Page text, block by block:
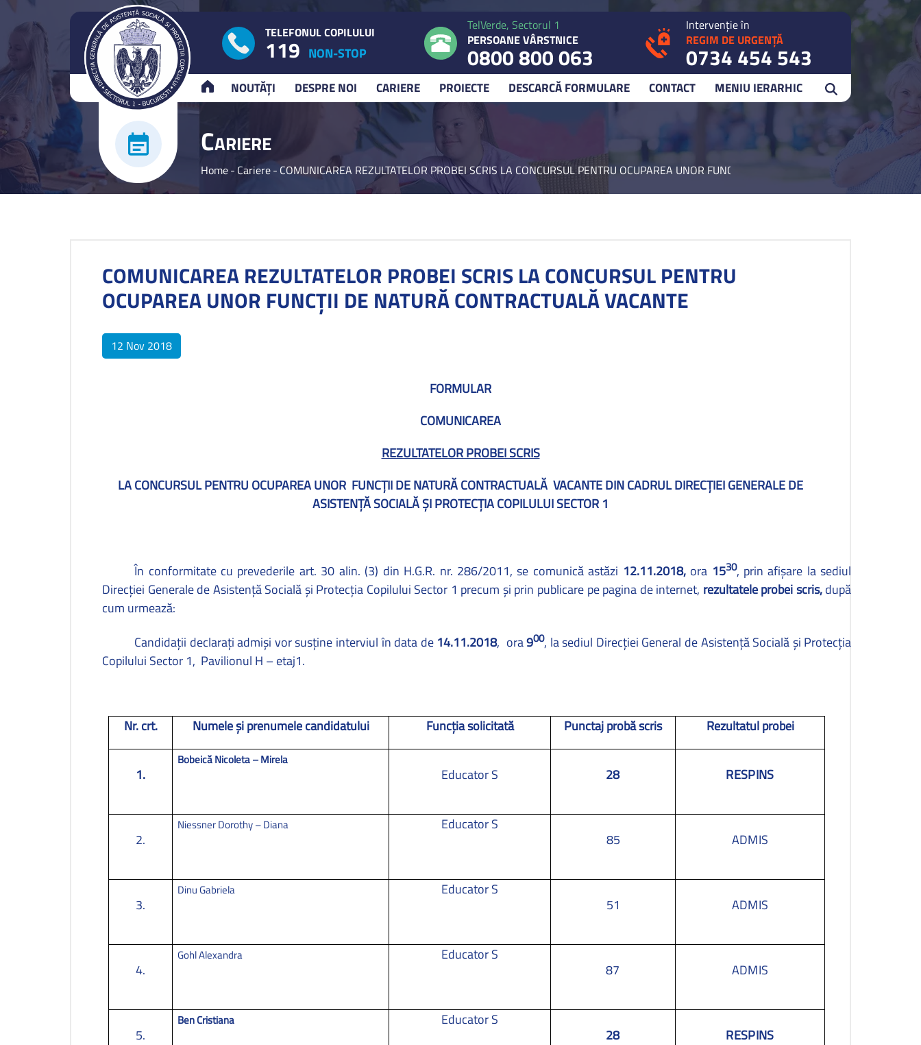
ACASĂNOUTĂȚI DESPRE NOI CARIERE PROIECTE DESCARCĂ FORMULARE CONTACT MENIU IERARHIC
TELEFONUL COPILULUI
119 NON-STOP
TelVerde, Sectorul 1
PERSOANE VÂRSTNICE
0800 800 063
Intervenție în
REGIM DE URGENȚĂ
0734 454 543
CARIERE
Home- Cariere- COMUNICAREA REZULTATELOR PROBEI SCRIS LA CONCURSUL PENTRU OCUPAREA UNOR FUNCŢII DE NATURĂ CONTRACTUALĂ
COMUNICAREA REZULTATELOR PROBEI SCRIS LA CONCURSUL PENTRU
OCUPAREA UNOR FUNCŢII DE NATURĂ CONTRACTUALĂ VACANTE
12 Nov 2018
FORMULAR
COMUNICAREA
REZULTATELOR PROBEI SCRIS
LA CONCURSUL PENTRU OCUPAREA UNOR FUNCŢII DE NATURĂ CONTRACTUALĂ VACANTEDIN CADRUL DIRECŢIEI GENERALE DE
ASISTENŢĂ SOCIALĂ ŞI PROTECŢIA COPILULUI SECTOR 1
În conformitate cu prevederile art. 30 alin. (3) din H.G.R. nr. 286/2011,se comunică astăzi 12.11.2018, ora 1530, prin afişare la sediul
Direcţiei Generale de Asistenţă Socială şi Protecţia Copilului Sector 1 precum şi prin publicare pe pagina de internet, rezultatele probei scris,după
cum urmează:
Candidaţii declaraţi admişi vor susţine interviul în data de 14.11.2018, ora900, la sediul Direcţiei General de Asistenţă Socială şi Protecţia
Copilului Sector 1, Pavilionul H – etaj1.
Nr. crt. Numele şi prenumele candidatului Funcţia solicitată Punctaj probă scris Rezultatul probei
1.
Bobeică Nicoleta – Mirela
Educator S 28 RESPINS
2.
Niessner Dorothy – Diana
Educator S
85
ADMIS
3.
Dinu Gabriela
Educator S
51
ADMIS
4.
Gohl Alexandra
Educator S
87
ADMIS
5.
Ben Cristiana
Educator S
28
RESPINS